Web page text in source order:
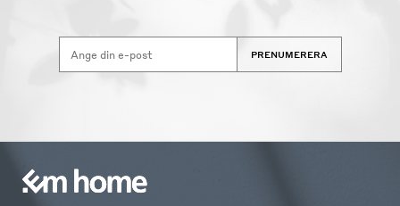
PRENUMERERA